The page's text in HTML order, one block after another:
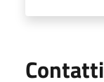
Contatti